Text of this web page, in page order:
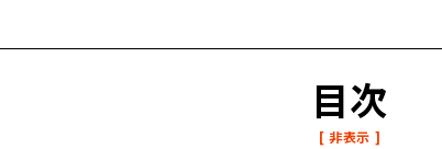
目次